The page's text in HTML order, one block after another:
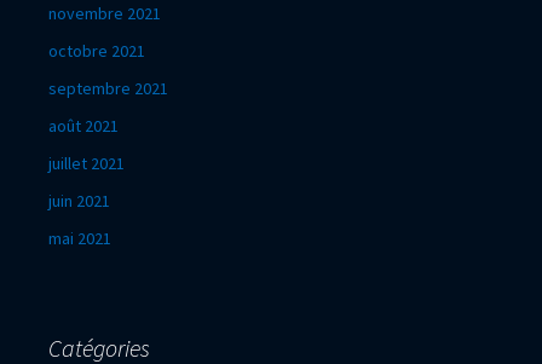
novembre 2021
octobre 2021
septembre 2021
août 2021
juillet 2021
juin 2021
mai 2021
Catégories